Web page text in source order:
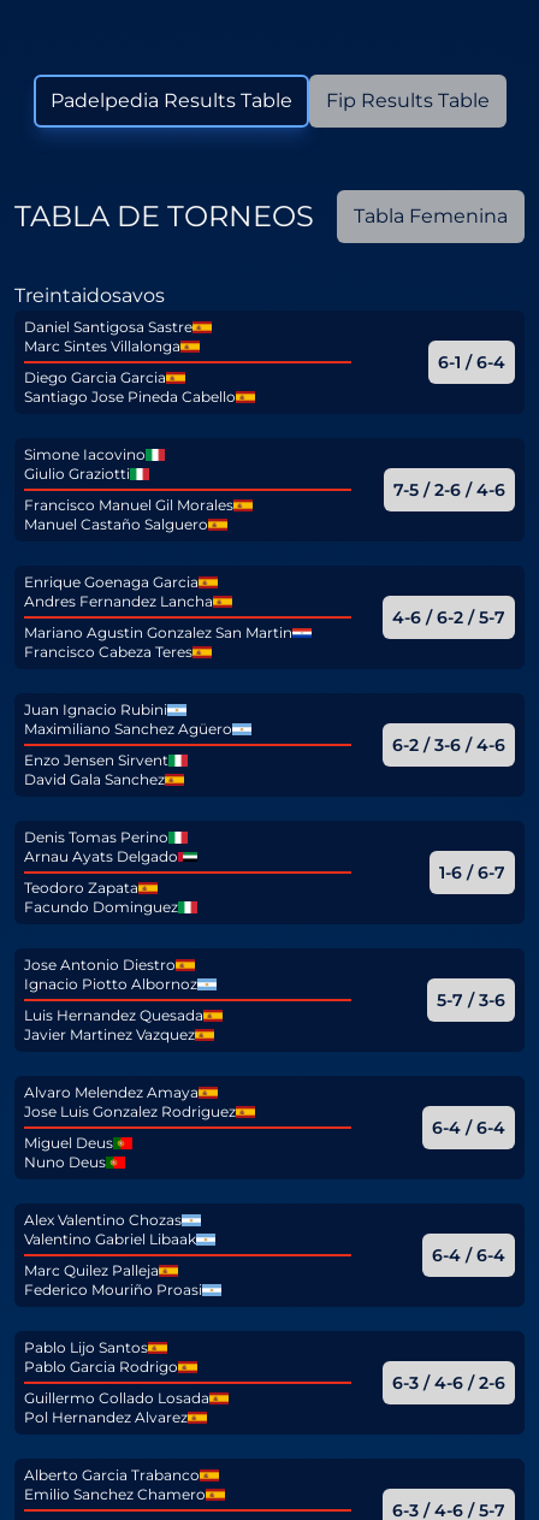
Padelpedia Results Table Fip Results Table
TABLA DE TORNEOS Tabla Femenina
Treintaidosavos
Daniel Santigosa Sastre
Marc Sintes Villalonga
Diego Garcia Garcia
Santiago Jose Pineda Cabello
6-1 / 6-4
Simone Iacovino
Giulio Graziotti
Francisco Manuel Gil Morales
Manuel Castaño Salguero
7-5 / 2-6 / 4-6
Enrique Goenaga Garcia
Andres Fernandez Lancha
Mariano Agustin Gonzalez San Martin
Francisco Cabeza Teres
4-6 / 6-2 / 5-7
Juan Ignacio Rubini
Maximiliano Sanchez Agüero
Enzo Jensen Sirvent
David Gala Sanchez
6-2 / 3-6 / 4-6
Denis Tomas Perino
Arnau Ayats Delgado
Teodoro Zapata
Facundo Dominguez
1-6 / 6-7
Jose Antonio Diestro
Ignacio Piotto Albornoz
Luis Hernandez Quesada
Javier Martinez Vazquez
5-7 / 3-6
Alvaro Melendez Amaya
Jose Luis Gonzalez Rodriguez
Miguel Deus
Nuno Deus
6-4 / 6-4
Alex Valentino Chozas
Valentino Gabriel Libaak
Marc Quilez Palleja
Federico Mouriño Proasi
6-4 / 6-4
Pablo Lijo Santos
Pablo Garcia Rodrigo
Guillermo Collado Losada
Pol Hernandez Alvarez
6-3 / 4-6 / 2-6
Alberto Garcia Trabanco
Emilio Sanchez Chamero
6-3 / 4-6 / 5-7